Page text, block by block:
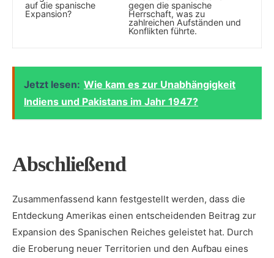
auf die spanische
Expansion?
gegen ‍die spanische⁣
Herrschaft, was zu
zahlreichen Aufständen und
Konflikten führte.
Jetzt lesen: Wie kam es zur Unabhängigkeit
Indiens und Pakistans im Jahr 1947?
Abschließend
Zusammenfassend kann festgestellt werden, ‍dass die
Entdeckung ‍Amerikas einen entscheidenden Beitrag zur
Expansion des Spanischen Reiches geleistet hat. Durch
die Eroberung neuer‍ Territorien und den Aufbau eines